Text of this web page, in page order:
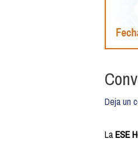
Deja un
LaESE